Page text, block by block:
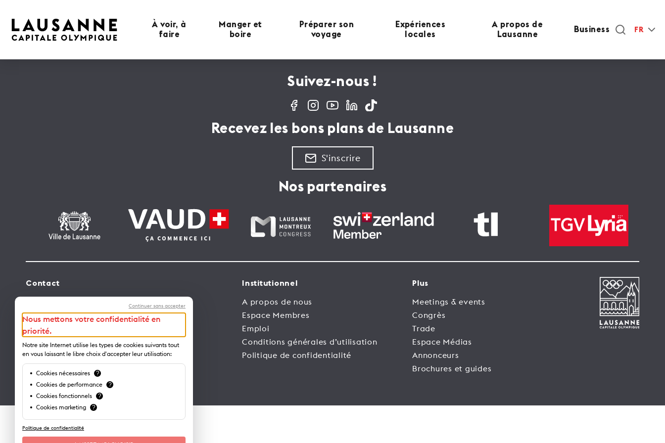
À voir, à
faire
Manger et
boire
Préparer son
voyage
Expériences
locales
A propos de
Lausanne
Business FR
Suivez-nous !
Recevez les bons plans de Lausanne
S'inscrire
Nos partenaires
Contact
Avenue de Rhodanie 2 – CP 975
1001 Lausanne – Suisse
info@lausanne-tourisme.ch
+41 21 613 73 73
Où nous trouver ?
Institutionnel
A propos de nous
Espace Membres
Emploi
Conditions générales d’utilisation
Politique de confidentialité
Plus
Meetings & events
Congrès
Trade
Espace Médias
Annonceurs
Brochures et guides
Continuer sans accepter
Nous mettons votre confidentialité en
priorité.
Notre site Internet utilise les types de cookies suivants tout
en vous laissant le libre choix d'accepter leur utilisation:
Cookies nécessaires ?
Cookies de performance ?
Cookies fonctionnels ?
Cookies marketing ?
Politique de confidentialité